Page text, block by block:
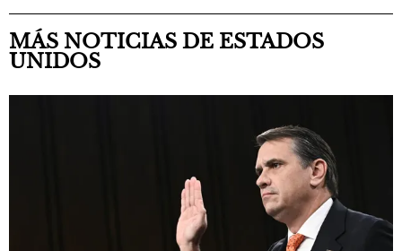
MÁS NOTICIAS DE ESTADOS
UNIDOS